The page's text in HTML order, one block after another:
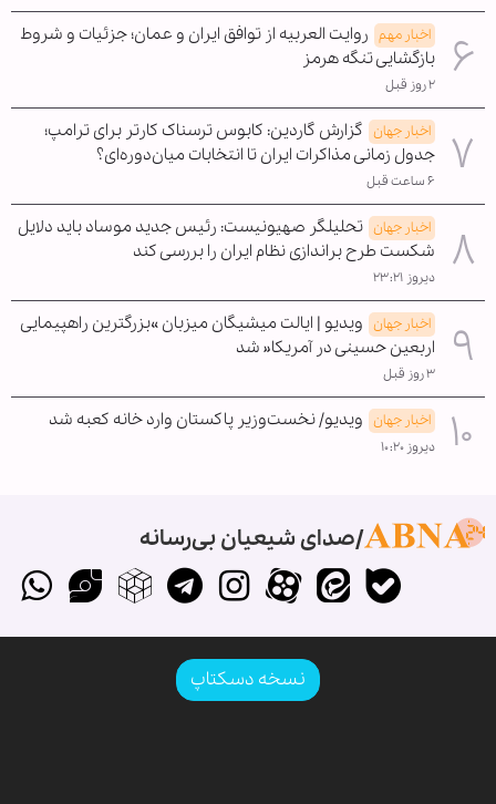
اخبار مهم روایت العربیه از توافق ایران و عمان؛ جزئیات و شروط
بازگشایی تنگه هرمز
۲ روز قبل
اخبار جهان گزارش گاردین: کابوس ترسناک کارتر برای ترامپ؛
جدول زمانی مذاکرات ایران تا انتخابات میان‌دوره‌ای؟
۶ ساعت قبل
اخبار جهان تحلیلگر صهیونیست: رئیس جدید موساد باید دلایل
شکست طرح براندازی نظام ایران را بررسی کند
دیروز ۲۳:۲۱
اخبار جهان ویدیو | ایالت میشیگان میزبان »بزرگترین راهپیمایی
اربعین حسینی در آمریکا« شد
۳ روز قبل
اخبار جهان ویدیو/ نخست‌وزیر پاکستان وارد خانه کعبه شد
دیروز ۱۰:۲۰
صدای شیعیان بی‌رسانه
نسخه دسکتاپ